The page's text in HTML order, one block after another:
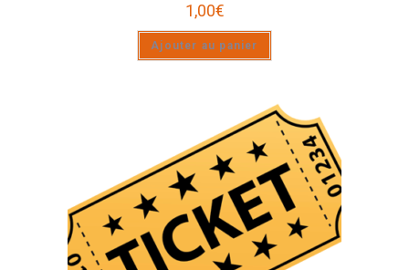
1,00€
Ajouter au panier